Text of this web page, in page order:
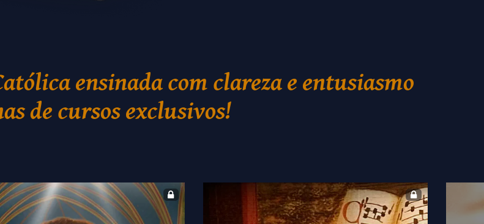
ensinada com clareza e entusiasmo
de cursos exclusivos!